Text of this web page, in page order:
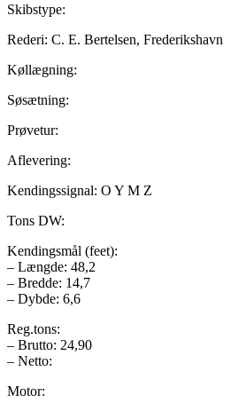
Skibstype:
Rederi: C. E. Bertelsen, Frederikshavn
Køllægning:
Søsætning:
Prøvetur:
Aflevering:
Kendingssignal: O Y M Z
Tons DW:
Kendingsmål (feet):
– Længde: 48,2
– Bredde: 14,7
– Dybde: 6,6
Reg.tons:
– Brutto: 24,90
– Netto:
Motor: